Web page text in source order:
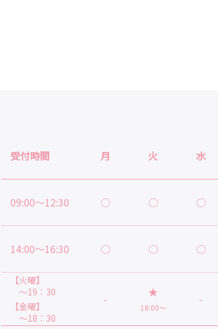
受付時間 月 火 水
09:00～12:30 ○ ○ ○
14:00～16:30 ○ ○ ○
【火曜】
～19：30
【金曜】
～18：30
- ★
18:00～
-